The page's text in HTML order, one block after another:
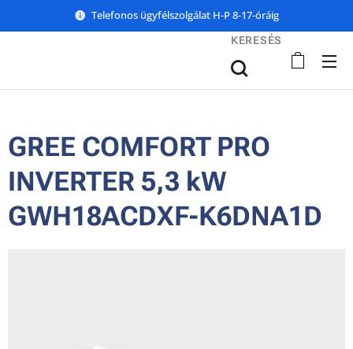
Telefonos ügyfélszolgálat H-P 8-17-óráig
KERESÉS
GREE COMFORT PRO
INVERTER 5,3 kW
GWH18ACDXF-K6DNA1D